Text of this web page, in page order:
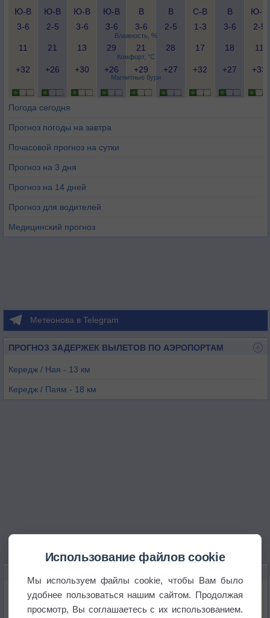
Влажность, %
Комфорт, °C
Магнитные бури
Ю-В
3-6
Ю-В
2-5
Ю-В
3-6
Ю-В
3-6
В
3-6
В
2-5
С-В
1-3
В
3-6
Ю-В
2-5
11 21 13 29 21 28 17 18 11
+32 +26 +30 +26 +29 +27 +32 +27 +33
Погода сегодня
Прогноз погоды на завтра
Почасовой прогноз на сутки
Прогноз на 3 дня
Прогноз на 14 дней
Прогноз для водителей
Медицинский прогноз
Метеонова в Telegram
ПРОГНОЗ ЗАДЕРЖЕК ВЫЛЕТОВ ПО АЭРОПОРТАМ
Кередж / Ная - 13 км
Кередж / Паям - 18 км
Температура
Давление
Использование файлов cookie
Мы используем файлы cookie, чтобы Вам было
удобнее пользоваться нашим сайтом. Продолжая
просмотр, Вы соглашаетесь с их использованием.